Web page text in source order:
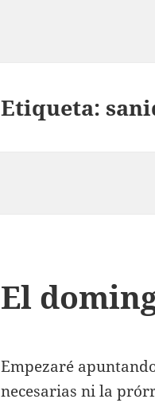
Etiqueta:
El
Empezaré
necesarias ni la